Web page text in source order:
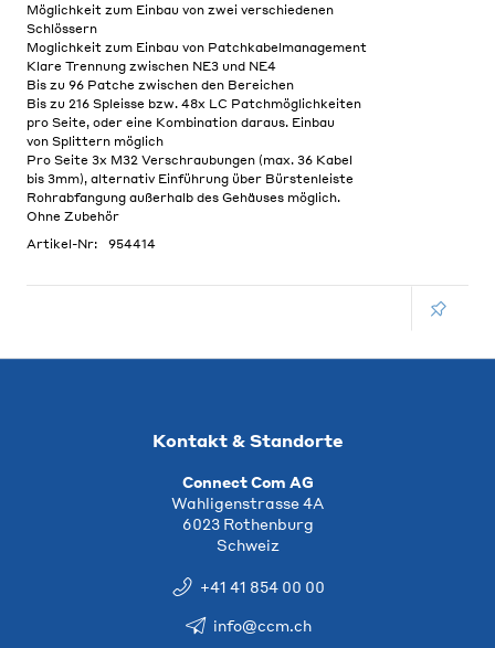
Möglichkeit zum Einbau von zwei verschiedenen
Schlössern
Moglichkeit zum Einbau von Patchkabelmanagement
Klare Trennung zwischen NE3 und NE4
Bis zu 96 Patche zwischen den Bereichen
Bis zu 216 Spleisse bzw. 48x LC Patchmöglichkeiten
pro Seite, oder eine Kombination daraus. Einbau
von Splittern möglich
Pro Seite 3x M32 Verschraubungen (max. 36 Kabel
bis 3mm), alternativ Einführung über Bürstenleiste
Rohrabfangung außerhalb des Gehäuses möglich.
Ohne Zubehör
Artikel-Nr:
954414
Kontakt & Standorte
Connect Com AG
Wahligenstrasse 4A
6023 Rothenburg
Schweiz
+41 41 854 00 00
info@ccm.ch